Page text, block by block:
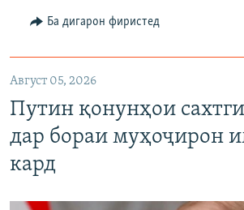
Ба дигарон фиристед
Август 05, 2026
Путин қонунҳои
дар бораи муҳоҷирон
кард